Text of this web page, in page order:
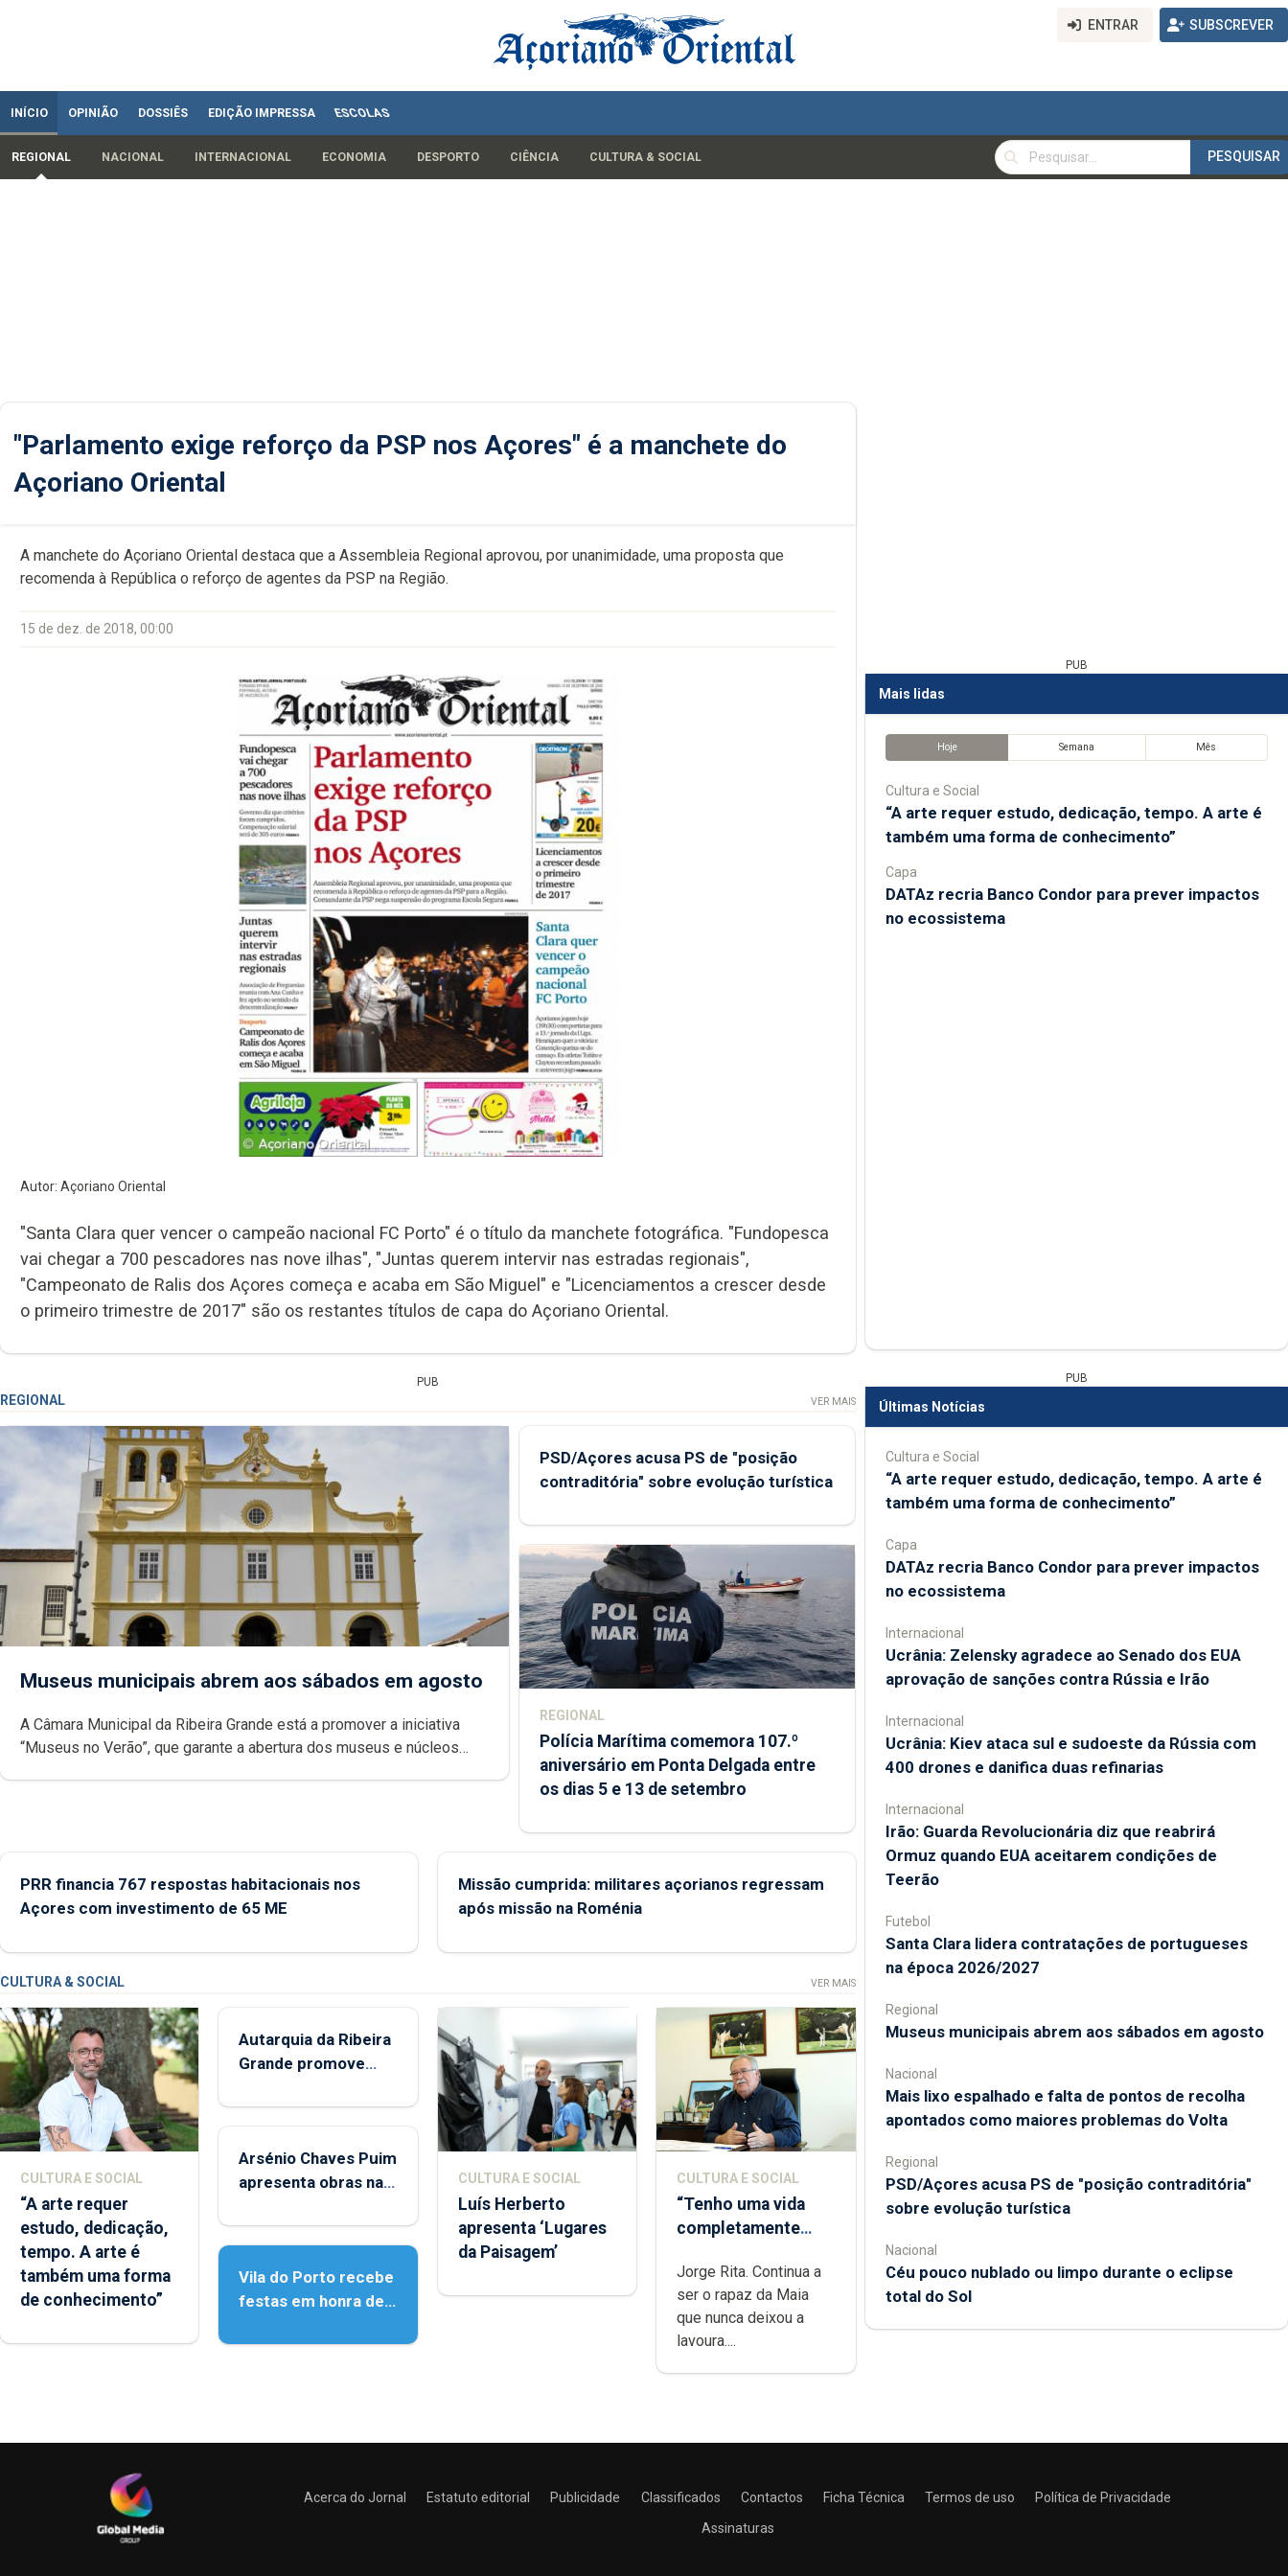
ENTRAR SUBSCREVER
INÍCIO OPINIÃO DOSSIÊS EDIÇÃO IMPRESSA ESCOLAS
REGIONAL NACIONAL INTERNACIONAL ECONOMIA DESPORTO CIÊNCIA CULTURA & SOCIAL
PESQUISAR
PESQUISAR
"Parlamento exige reforço da PSP nos Açores" é a manchete do
Açoriano Oriental
A manchete do Açoriano Oriental destaca que a Assembleia Regional aprovou, por unanimidade, uma proposta que
recomenda à República o reforço de agentes da PSP na Região.
15 de dez. de 2018, 00:00
Autor: Açoriano Oriental
"Santa Clara quer vencer o campeão nacional FC Porto" é o título da manchete fotográfica. "Fundopesca
vai chegar a 700 pescadores nas nove ilhas", "Juntas querem intervir nas estradas regionais",
"Campeonato de Ralis dos Açores começa e acaba em São Miguel" e "Licenciamentos a crescer desde
o primeiro trimestre de 2017" são os restantes títulos de capa do Açoriano Oriental.
PUB
REGIONAL VER MAIS
Museus municipais abrem aos sábados em agosto
A Câmara Municipal da Ribeira Grande está a promover a iniciativa
“Museus no Verão”, que garante a abertura dos museus e núcleos
PSD/Açores acusa PS de "posição
contraditória" sobre evolução turística
REGIONAL
Polícia Marítima comemora 107.º
aniversário em Ponta Delgada entre
os dias 5 e 13 de setembro
PRR financia 767 respostas habitacionais nos
Açores com investimento de 65 ME
Missão cumprida: militares açorianos regressam
após missão na Roménia
CULTURA & SOCIAL VER MAIS
CULTURA E SOCIAL
“A arte requer
estudo, dedicação,
tempo. A arte é
também uma forma
de conhecimento”
Autarquia da Ribeira
Grande promove
Verão"
Arsénio Chaves Puim
apresenta obras na
Porto
Vila do Porto recebe
festas em honra de
Assunção
CULTURA E SOCIAL
Luís Herberto
apresenta ‘Lugares
da Paisagem’
CULTURA E SOCIAL
“Tenho uma vida
completamente
dedicação, gosto e
muita paixão”
Jorge Rita. Continua a
ser o rapaz da Maia
que nunca deixou a
lavoura....
PUB
Mais lidas
Hoje Semana Mês
Cultura e Social
“A arte requer estudo, dedicação, tempo. A arte é
também uma forma de conhecimento”
Capa
DATAz recria Banco Condor para prever impactos
no ecossistema
PUB
Últimas Notícias
Cultura e Social
“A arte requer estudo, dedicação, tempo. A arte é
também uma forma de conhecimento”
Capa
DATAz recria Banco Condor para prever impactos
no ecossistema
Internacional
Ucrânia: Zelensky agradece ao Senado dos EUA
aprovação de sanções contra Rússia e Irão
Internacional
Ucrânia: Kiev ataca sul e sudoeste da Rússia com
400 drones e danifica duas refinarias
Internacional
Irão: Guarda Revolucionária diz que reabrirá
Ormuz quando EUA aceitarem condições de
Teerão
Futebol
Santa Clara lidera contratações de portugueses
na época 2026/2027
Regional
Museus municipais abrem aos sábados em agosto
Nacional
Mais lixo espalhado e falta de pontos de recolha
apontados como maiores problemas do Volta
Regional
PSD/Açores acusa PS de "posição contraditória"
sobre evolução turística
Nacional
Céu pouco nublado ou limpo durante o eclipse
total do Sol
Acerca do Jornal Estatuto editorial Publicidade Classificados Contactos Ficha Técnica Termos de uso
Política de Privacidade
Assinaturas